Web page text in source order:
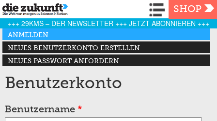
Navigation
SHOP
+++ 29KMS – DER NEWSLETTER +++ JETZT ABONNIEREN +++
Haupt-Reiter
ANMELDEN
(AKTIVER REITER)
NEUES BENUTZERKONTO ERSTELLEN
NEUES PASSWORT ANFORDERN
Benutzerkonto
Benutzername *